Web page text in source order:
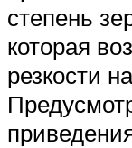
степень
которая
резкости